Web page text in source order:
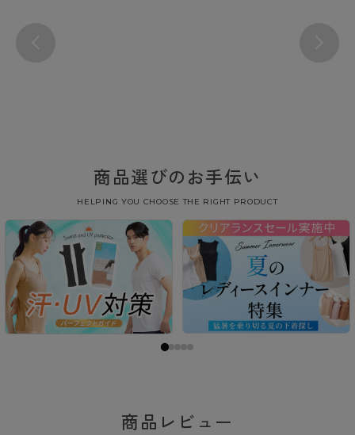
商品選びのお手伝い
HELPING YOU CHOOSE THE RIGHT PRODUCT
商品レビュー